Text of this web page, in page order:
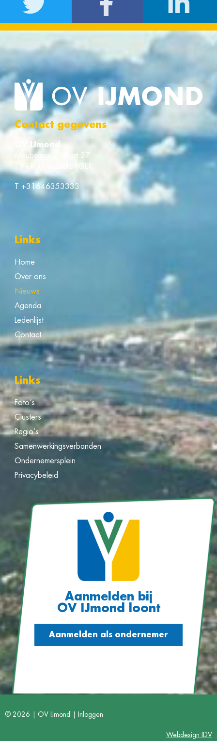
Contact gegevens
OV IJmond
Meubelmakerstraat 27
1991 JD VELSERBROEK
T +31646353333
Links
Home
Over ons
Nieuws
Agenda
Ledenlijst
Contact
Links
Foto’s
Clusters
Regio’s
Samenwerkingsverbanden
Ondernemersplein
Privacybeleid
Aanmelden bij
OV IJmond loont
Aanmelden als ondernemer
© 2026 | OV IJmond | Inloggen
Webdesign IDV